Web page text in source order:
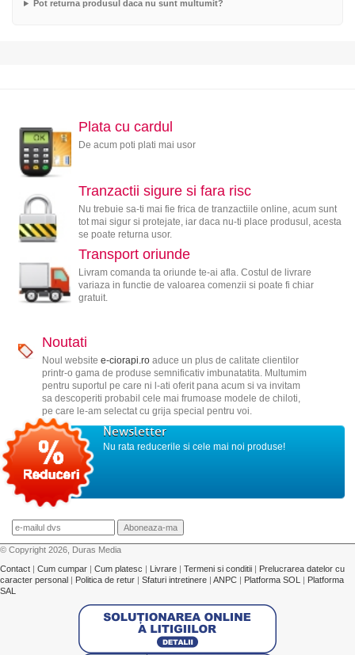
Pot returna produsul daca nu sunt multumit?
Plata cu cardul
De acum poti plati mai usor
Tranzactii sigure si fara risc
Nu trebuie sa-ti mai fie frica de tranzactiile online, acum sunt
tot mai sigur si protejate, iar daca nu-ti place produsul, acesta
se poate returna usor.
Transport oriunde
Livram comanda ta oriunde te-ai afla. Costul de livrare
variaza in functie de valoarea comenzii si poate fi chiar
gratuit.
Noutati
Noul website e-ciorapi.roaduce un plus de calitate clientilor
printr-o gama de produse semnificativ imbunatatita. Multumim
pentru suportul pe care ni l-ati oferit pana acum si va invitam
sa descoperiti probabil cele mai frumoase modele de chiloti,
pe care le-am selectat cu grija special pentru voi.
Newsletter
Nu rata reducerile si cele mai noi produse!
© Copyright 2026, Duras Media
Contact | Cum cumpar | Cum platesc | Livrare | Termeni si conditii | Prelucrarea datelor cu
caracter personal | Politica de retur | Sfaturi intretinere | ANPC | Platforma SOL | Platforma
SAL